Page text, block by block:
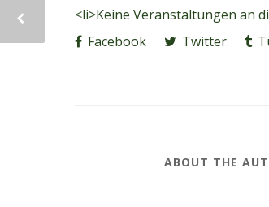
<li>Keine Veranstaltungen an
Facebook
Twitter
ABOUT THE